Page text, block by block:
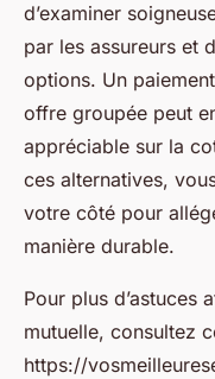
d’examiner
par les assureurs et
options. Un
offre groupée peut
appréciable sur la
ces alternatives,
votre côté pour
manière durable.
Pour plus d’astuces
mutuelle, consultez
https://